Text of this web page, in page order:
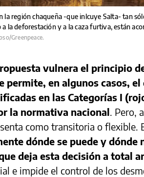
la región chaqueña -que inlcuye Salta- tan
la deforestación y a la caza furtiva, están
Greenpeace.
vulnera el principio
permite, en algunos casos, el
en las Categorías I
la normativa nacional. Pero,
como transitoria o flexible.
dónde se puede y dónde
deja esta decisión a total
e impide el control de los